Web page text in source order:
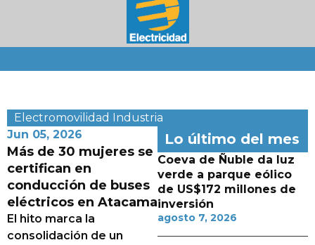
Electromovilidad Industria
Jun 05, 2026
Más de 30 mujeres se
certifican en
conducción de buses
eléctricos en Atacama
El hito marca la
consolidación de un
Lo último del mes
Coeva de Ñuble da luz
verde a parque eólico
de US$172 millones de
inversión
agosto 7, 2026